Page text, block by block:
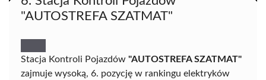
"AUTOSTREFA SZATMAT"
Stacja Kontroli Pojazdów "AUTOSTREFA SZATMAT"
zajmuje wysoką, 6. pozycję w rankingu elektryków